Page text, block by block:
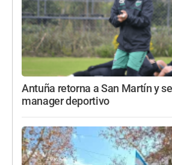
Antuña retorna a San Martín y
manager deportivo